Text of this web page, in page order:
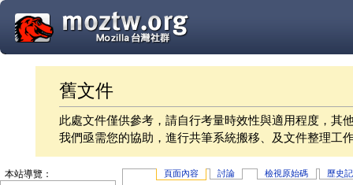
舊文件
此處文件僅供參考，請自行考量時效性與適用程度，其
我們亟需您的協助，進行共筆系統搬移、及文件整理工
頁面內容 討論 檢視原始碼 歷史
本站導覽：